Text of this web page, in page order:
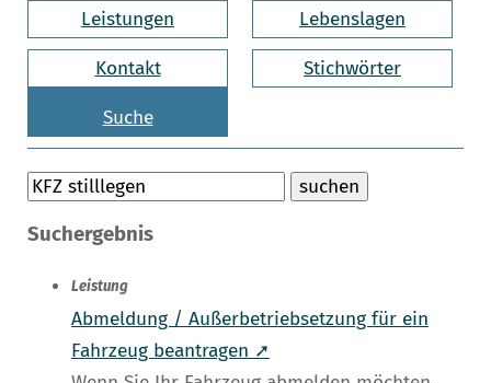
Leistungen Lebenslagen
Kontakt Stichwörter
Suche
Suchergebnis
Leistung
Abmeldung / Außerbetriebsetzung für ein
Fahrzeug beantragen ➚